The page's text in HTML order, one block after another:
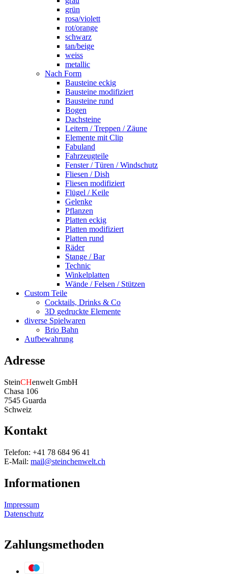
grün
rosa/violett
rot/orange
schwarz
tan/beige
weiss
metallic
Nach Form
Bausteine eckig
Bausteine modifiziert
Bausteine rund
Bogen
Dachsteine
Leitern / Treppen / Zäune
Elemente mit Clip
Fabuland
Fahrzeugteile
Fenster / Türen / Windschutz
Fliesen / Dish
Fliesen modifiziert
Flügel / Keile
Gelenke
Pflanzen
Platten eckig
Platten modifiziert
Platten rund
Räder
Stange / Bar
Technic
Winkelplatten
Wände / Felsen / Stützen
Custom Teile
Cocktails, Drinks & Co
3D gedruckte Elemente
diverse Spielwaren
Brio Bahn
Aufbewahrung
Adresse
SteinCHenwelt GmbH
Chasa 106
7545 Guarda
Schweiz
Kontakt
Telefon: +41 78 684 96 41
E-Mail: mail@steinchenwelt.ch
Informationen
Impressum
Datenschutz
Zahlungsmethoden